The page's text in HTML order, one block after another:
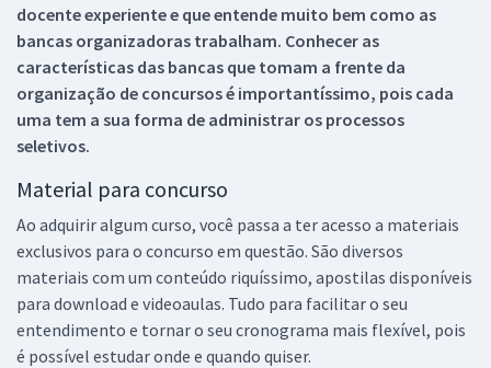
docente experiente e que entende muito bem como as
bancas organizadoras trabalham. Conhecer as
características das bancas que tomam a frente da
organização de concursos é importantíssimo, pois cada
uma tem a sua forma de administrar os processos
seletivos.
Material para concurso
Ao adquirir algum curso, você passa a ter acesso a materiais
exclusivos para o concurso em questão. São diversos
materiais com um conteúdo riquíssimo, apostilas disponíveis
para download e videoaulas. Tudo para facilitar o seu
entendimento e tornar o seu cronograma mais flexível, pois
é possível estudar onde e quando quiser.